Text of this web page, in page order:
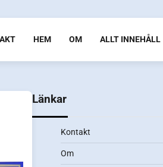
HEM OM ALLT INNEHÅLL
Länkar
Kontakt
Om